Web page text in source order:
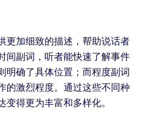
更加细致的描述，帮助说话者
间副词，听者能快速了解事件
明确了具体位置；而程度副词
的激烈程度。通过这些不同种
得更为丰富和多样化。